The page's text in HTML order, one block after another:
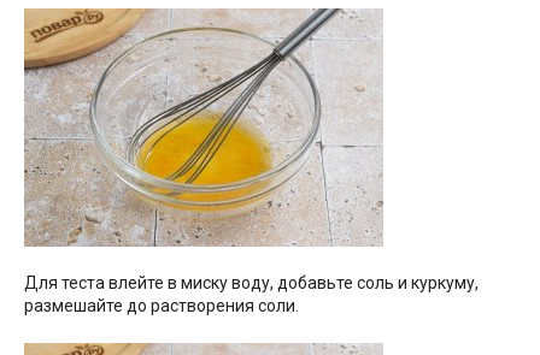
Для теста влейте в миску воду, добавьте соль и куркуму,
размешайте до растворения соли.